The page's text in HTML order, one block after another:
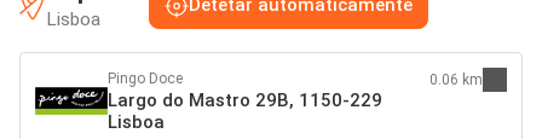
Lisboa
Pingo Doce
Largo do Mastro 29B, 1150-229
Lisboa
0.06 km